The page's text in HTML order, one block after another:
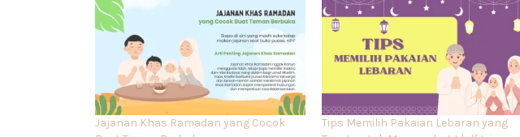
Jajanan Khas Ramadan yang Cocok
Tips Memilih Pakaian Lebaran yang